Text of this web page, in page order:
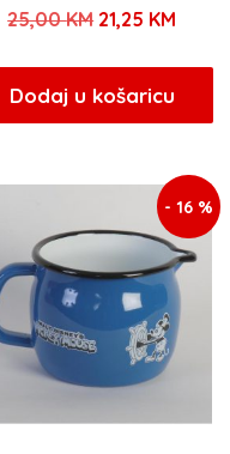
25,00KM Izvorna
bila
je:
21,25 KM
21,25
Dodaj u košaricu
- 16 %